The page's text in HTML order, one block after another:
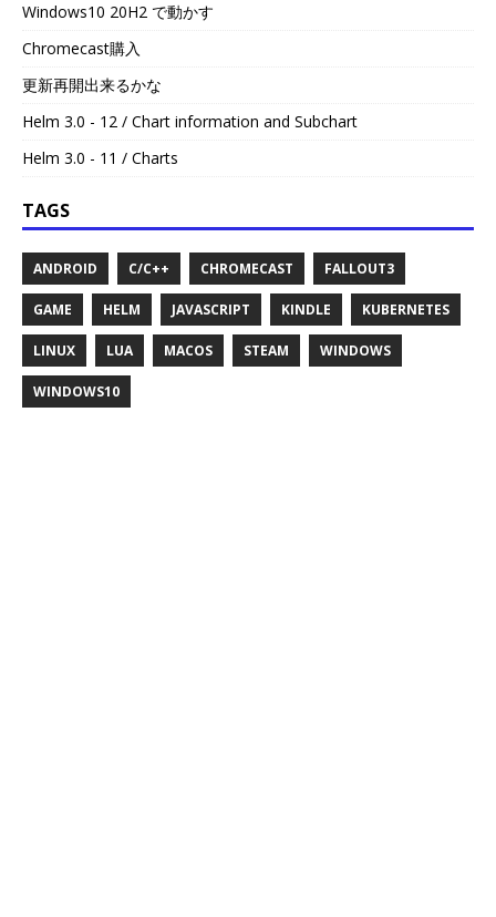
Windows10 20H2 で動かす
Chromecast購入
更新再開出来るかな
Helm 3.0 - 12 / Chart information and Subchart
Helm 3.0 - 11 / Charts
TAGS
ANDROID C/C++ CHROMECAST FALLOUT3
GAME HELM JAVASCRIPT KINDLE KUBERNETES
LINUX LUA MACOS STEAM WINDOWS
WINDOWS10